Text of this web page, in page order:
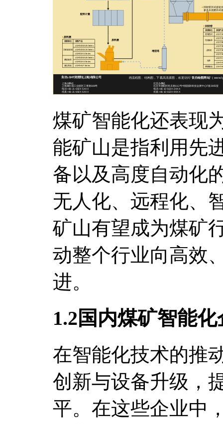
煤矿智能化还表现
能矿山是指利用先
备以及高度自动化
无人化、远程化、
矿山有望成为煤矿
动整个行业向高效
进。
1.2国内煤矿智能
在智能化技术的推
创新与设备升级，
平。在这些企业中